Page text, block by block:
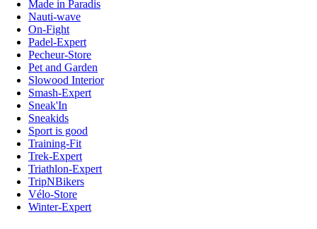
Made in Paradis
Nauti-wave
On-Fight
Padel-Expert
Pecheur-Store
Pet and Garden
Slowood Interior
Smash-Expert
Sneak'In
Sneakids
Sport is good
Training-Fit
Trek-Expert
Triathlon-Expert
TripNBikers
Vélo-Store
Winter-Expert